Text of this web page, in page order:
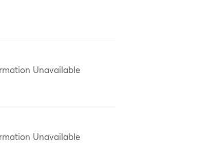
Unavailable
Unavailable